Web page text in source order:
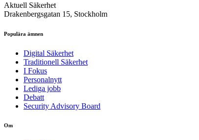
Aktuell Säkerhet
Drakenbergsgatan 15, Stockholm
Populära ämnen
Digital Säkerhet
Traditionell Säkerhet
I Fokus
Personalnytt
Lediga jobb
Debatt
Security Advisory Board
Om